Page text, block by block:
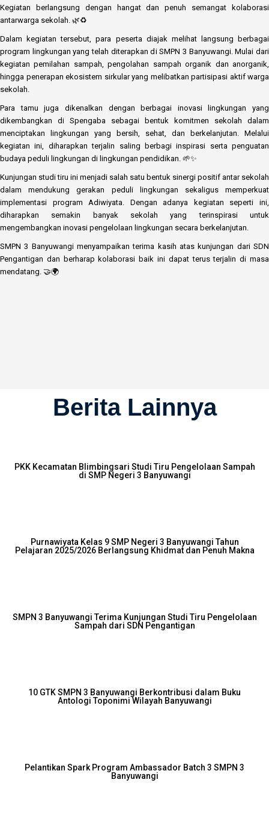
Kegiatan berlangsung dengan hangat dan penuh semangat kolaborasi
antarwarga sekolah. 🌿♻️
Dalam kegiatan tersebut, para peserta diajak melihat langsung berbagai
program lingkungan yang telah diterapkan di SMPN 3 Banyuwangi. Mulai dari
kegiatan pemilahan sampah, pengolahan sampah organik dan anorganik,
hingga penerapan ekosistem sirkular yang melibatkan partisipasi aktif warga
sekolah.
Para tamu juga dikenalkan dengan berbagai inovasi lingkungan yang
dikembangkan di Spengaba sebagai bentuk komitmen sekolah dalam
menciptakan lingkungan yang bersih, sehat, dan berkelanjutan. Melalui
kegiatan ini, diharapkan terjalin saling berbagi inspirasi serta penguatan
budaya peduli lingkungan di lingkungan pendidikan. 🌱✨
Kunjungan studi tiru ini menjadi salah satu bentuk sinergi positif antar sekolah
dalam mendukung gerakan peduli lingkungan sekaligus memperkuat
implementasi program Adiwiyata. Dengan adanya kegiatan seperti ini,
diharapkan semakin banyak sekolah yang terinspirasi untuk
mengembangkan inovasi pengelolaan lingkungan secara berkelanjutan.
SMPN 3 Banyuwangi menyampaikan terima kasih atas kunjungan dari SDN
Pengantigan dan berharap kolaborasi baik ini dapat terus terjalin di masa
mendatang. 🤝🌍
Berita Lainnya
PKK Kecamatan Blimbingsari Studi Tiru Pengelolaan Sampah
di SMP Negeri 3 Banyuwangi
Purnawiyata Kelas 9 SMP Negeri 3 Banyuwangi Tahun
Pelajaran 2025/2026 Berlangsung Khidmat dan Penuh Makna
SMPN 3 Banyuwangi Terima Kunjungan Studi Tiru Pengelolaan
Sampah dari SDN Pengantigan
10 GTK SMPN 3 Banyuwangi Berkontribusi dalam Buku
Antologi Toponimi Wilayah Banyuwangi
Pelantikan Spark Program Ambassador Batch 3 SMPN 3
Banyuwangi